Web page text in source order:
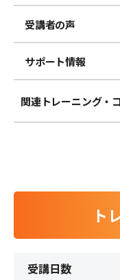
受講者の声
サポート情報
関連トレーニング・
ト
受講日数